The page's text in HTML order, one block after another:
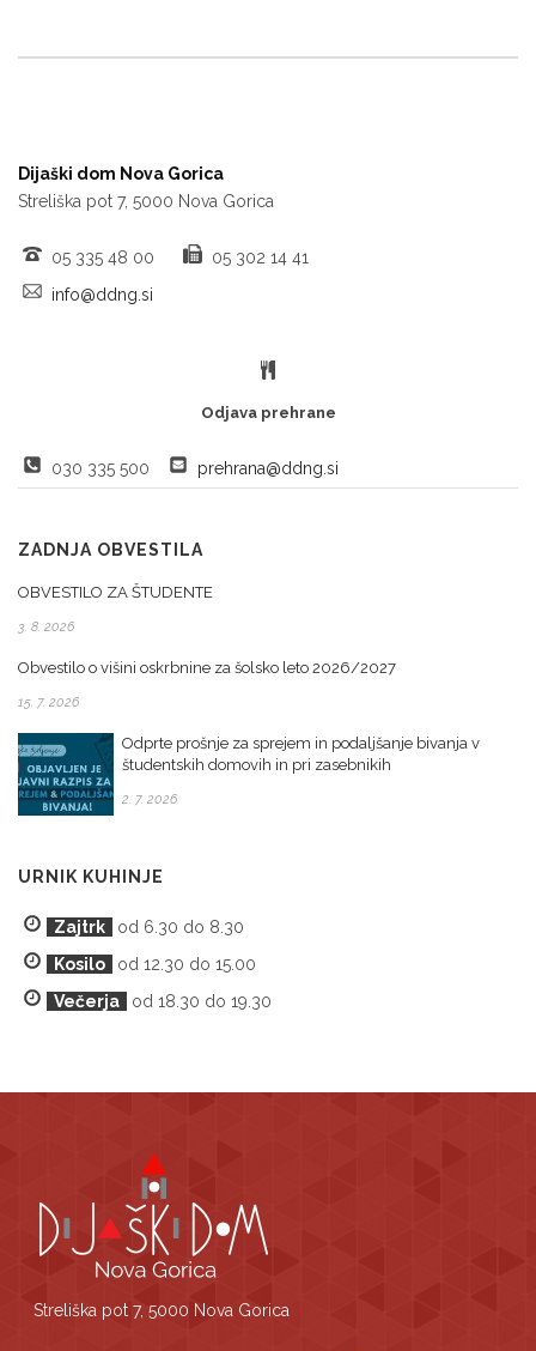
Dijaški dom Nova Gorica
Streliška pot 7, 5000 Nova Gorica
05 335 48 00
05 302 14 41
info@ddng.si
Odjava prehrane
030 335 500 prehrana@ddng.si
ZADNJA OBVESTILA
OBVESTILO ZA ŠTUDENTE
3. 8. 2026
Obvestilo o višini oskrbnine za šolsko leto 2026/2027
15. 7. 2026
Odprte prošnje za sprejem in podaljšanje bivanja v
študentskih domovih in pri zasebnikih
2. 7. 2026
URNIK KUHINJE
Zajtrk
od 6.30 do 8.30
Kosilo
od 12.30 do 15.00
Večerja
od 18.30 do 19.30
Streliška pot 7, 5000 Nova Gorica